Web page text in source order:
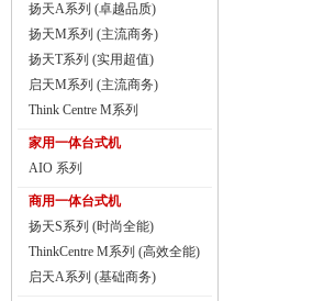
扬天A系列 (卓越品质)
扬天M系列 (主流商务)
扬天T系列 (实用超值)
启天M系列 (主流商务)
Think Centre M系列
家用一体台式机
AIO 系列
商用一体台式机
扬天S系列 (时尚全能)
ThinkCentre M系列 (高效全能)
启天A系列 (基础商务)